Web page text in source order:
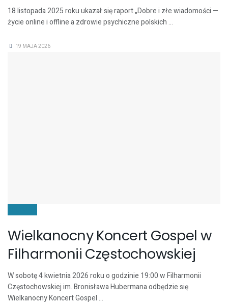
18 listopada 2025 roku ukazał się raport „Dobre i złe wiadomości —
życie online i offline a zdrowie psychiczne polskich ...
19 MAJA 2026
Wielkanocny Koncert Gospel w
Filharmonii Częstochowskiej
W sobotę 4 kwietnia 2026 roku o godzinie 19:00 w Filharmonii
Częstochowskiej im. Bronisława Hubermana odbędzie się
Wielkanocny Koncert Gospel ...